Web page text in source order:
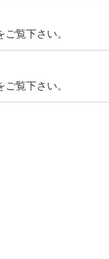
ご覧下さい。
ご覧下さい。